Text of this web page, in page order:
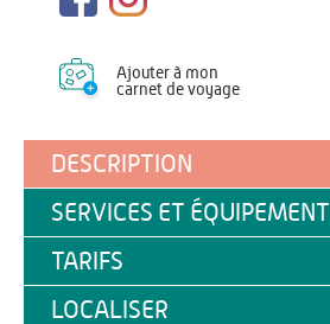
Ajouter à mon
carnet de voyage
DESCRIPTION
SERVICES ET ÉQUIPEMENT
TARIFS
LOCALISER